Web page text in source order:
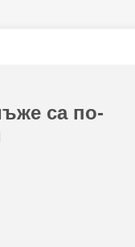
са по-